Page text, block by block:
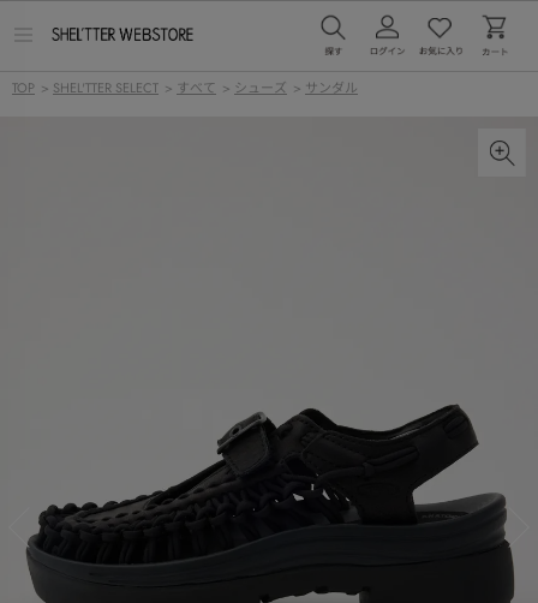
ー
TOP > SHEL'TTER SELECT > すべて > シューズ > サンダル